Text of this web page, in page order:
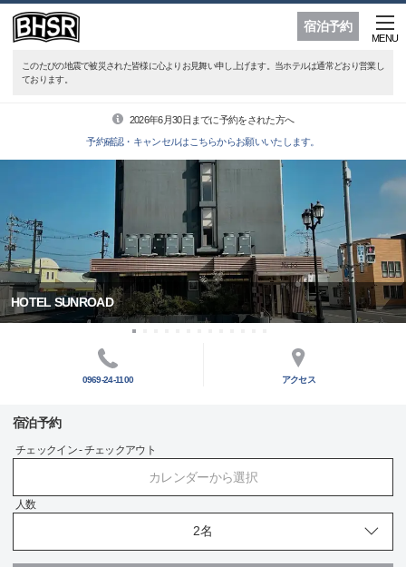
宿泊予約
MENU
このたびの地震で被災された皆様に心よりお見舞い申し上げます。当ホテルは通常どおり営業し
ております。
2026年6月30日までに予約をされた方へ
予約確認・キャンセルはこちらからお願いいたします。
HOTEL SUNROAD
0969-24-1100 アクセス
宿泊予約
チェックイン - チェックアウト
カレンダーから選択
人数